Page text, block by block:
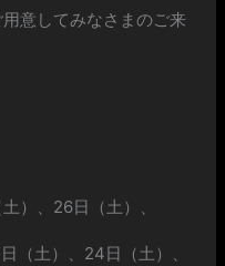
意してみなさまのご来
）、26日（土）、
（土）、24日（土）、